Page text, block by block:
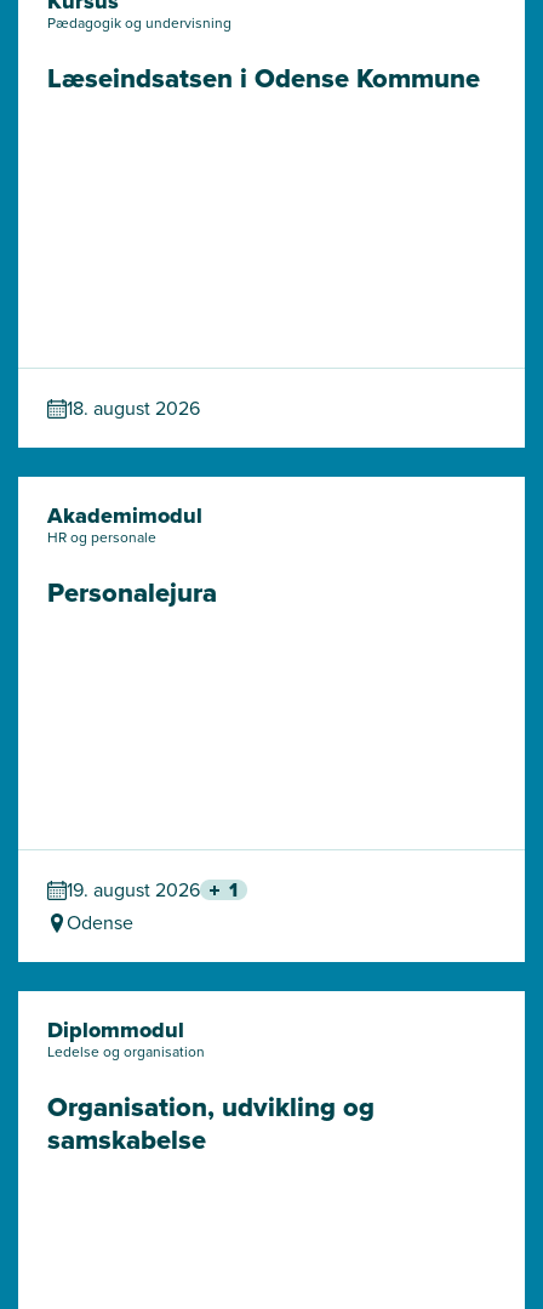
Pædagogik og undervisning
Læseindsatsen i Odense Kommune
18. august 2026
Akademimodul
HR og personale
Personalejura
19. august 2026 1
Odense
Diplommodul
Ledelse og organisation
Organisation, udvikling og
samskabelse